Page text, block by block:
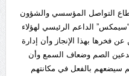
التواصل المؤسسي والشؤون
الداعم الرئيسي لهؤلاء
فخرها بهذا الإنجاز وأن إدارة
الصم وضعاف السمع وأن
سيضعهم بالفعل في مكانتهم